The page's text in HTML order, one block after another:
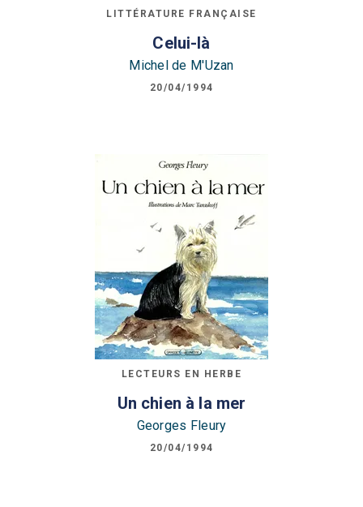
LITTÉRATURE FRANÇAISE
Celui-là
Michel de M'Uzan
20/04/1994
LECTEURS EN HERBE
Un chien à la mer
Georges Fleury
20/04/1994